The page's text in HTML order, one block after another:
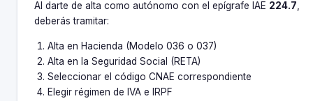
Al darte de alta como autónomo con el epígrafe IAE 224.7
deberás tramitar:
Alta en Hacienda (Modelo 036 o 037)
Alta en la Seguridad Social (RETA)
Seleccionar el código CNAE correspondiente
Elegir régimen de IVA e IRPF